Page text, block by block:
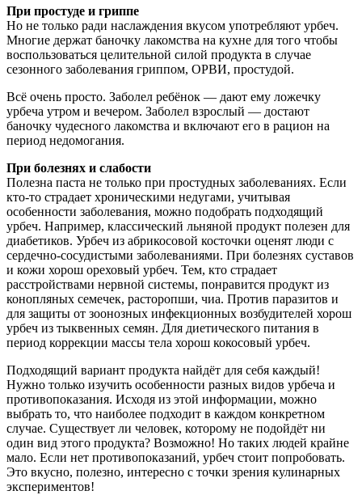
При простуде и гриппе
Но не только ради наслаждения вкусом употребляют урбеч.
Многие держат баночку лакомства на кухне для того чтобы
воспользоваться целительной силой продукта в случае
сезонного заболевания гриппом, ОРВИ, простудой.
Всё очень просто. Заболел ребёнок — дают ему ложечку
урбеча утром и вечером. Заболел взрослый — достают
баночку чудесного лакомства и включают его в рацион на
период недомогания.
При болезнях и слабости
Полезна паста не только при простудных заболеваниях. Если
кто-то страдает хроническими недугами, учитывая
особенности заболевания, можно подобрать подходящий
урбеч. Например, классический льняной продукт полезен для
диабетиков. Урбеч из абрикосовой косточки оценят люди с
сердечно-сосудистыми заболеваниями. При болезнях суставов
и кожи хорош ореховый урбеч. Тем, кто страдает
расстройствами нервной системы, понравится продукт из
конопляных семечек, расторопши, чиа. Против паразитов и
для защиты от зоонозных инфекционных возбудителей хорош
урбеч из тыквенных семян. Для диетического питания в
период коррекции массы тела хорош кокосовый урбеч.
Подходящий вариант продукта найдёт для себя каждый!
Нужно только изучить особенности разных видов урбеча и
противопоказания. Исходя из этой информации, можно
выбрать то, что наиболее подходит в каждом конкретном
случае. Существует ли человек, которому не подойдёт ни
один вид этого продукта? Возможно! Но таких людей крайне
мало. Если нет противопоказаний, урбеч стоит попробовать.
Это вкусно, полезно, интересно с точки зрения кулинарных
экспериментов!